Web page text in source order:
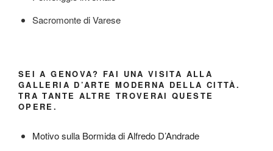
Sacromonte di Varese
SEI A GENOVA? FAI UNA VISITA ALLA
GALLERIA D’ARTE MODERNA DELLA CITTÀ.
TRA TANTE ALTRE TROVERAI QUESTE
OPERE.
Motivo sulla Bormida di Alfredo D’Andrade